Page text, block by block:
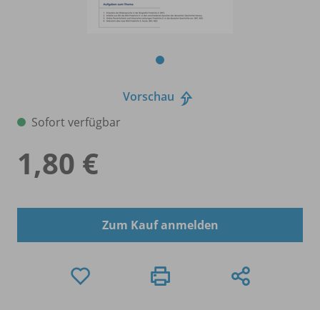
Vorschau
Sofort verfügbar
1,80 €
Zum Kauf anmelden